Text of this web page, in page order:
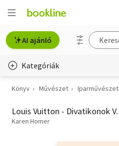
AI ajánló
Kategóriák
Életmód, egészség
Erotika
Könyv Művészet Iparművészet
Louis Vuitton - Divatikonok V.
Karen Homer